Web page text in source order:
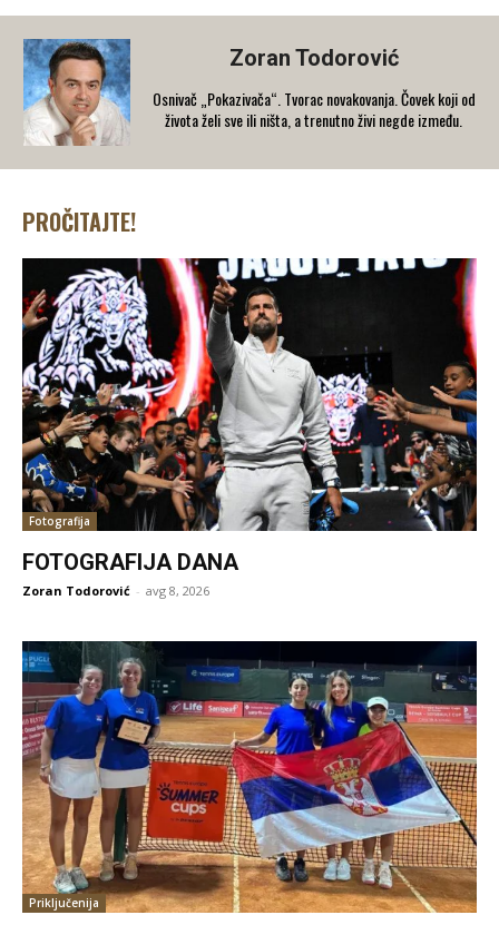
Zoran Todorović
Osnivač „Pokazivača“. Tvorac novakovanja. Čovek koji od
života želi sve ili ništa, a trenutno živi negde između.
PROČITAJTE!
Fotografija
FOTOGRAFIJA DANA
Zoran Todorović - avg 8, 2026
Priključenija